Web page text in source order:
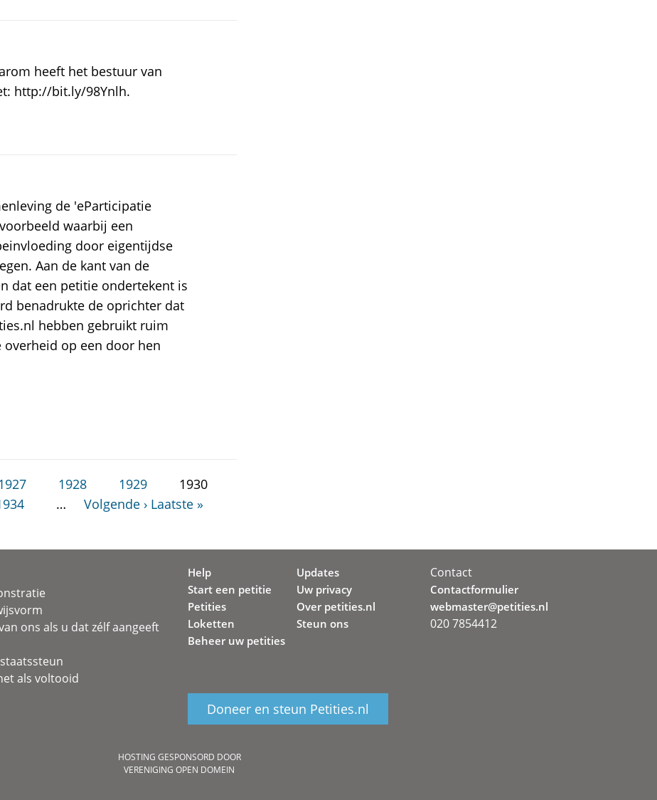
heeft het bestuur van
http://bit.ly/98Ynlh.
de 'eParticipatie
waarbij een
door eigentijdse
Aan de kant van de
dat een petitie ondertekent is
benadrukte de oprichter dat
hebben gebruikt ruim
overheid op een door hen
1927 1928 1929
1930
… Volgende › Laatste »
ons als u dat zélf aangeeft
als voltooid
Help
Start een petitie
Petities
Loketten
Beheer uw petities
Updates
Uw privacy
Over petities.nl
Steun ons
Doneer en steun Petities.nl
Contact
Contactformulier
webmaster@petities.nl
020 7854412
HOSTING GESPONSORD DOOR
VERENIGING OPEN DOMEIN